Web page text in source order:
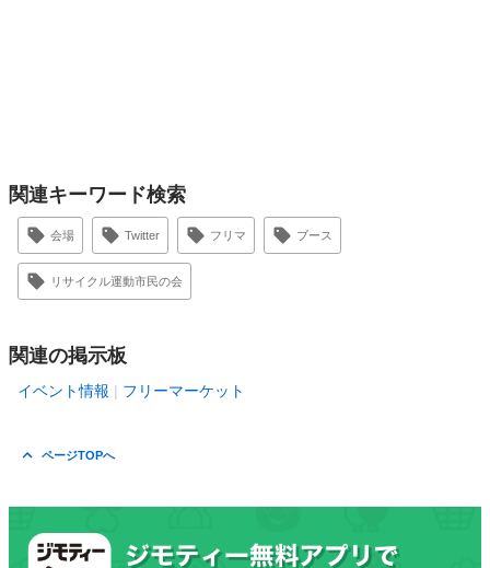
関連キーワード検索
会場 Twitter フリマ ブース
リサイクル運動市民の会
関連の掲示板
イベント情報 フリーマーケット
ページTOPへ